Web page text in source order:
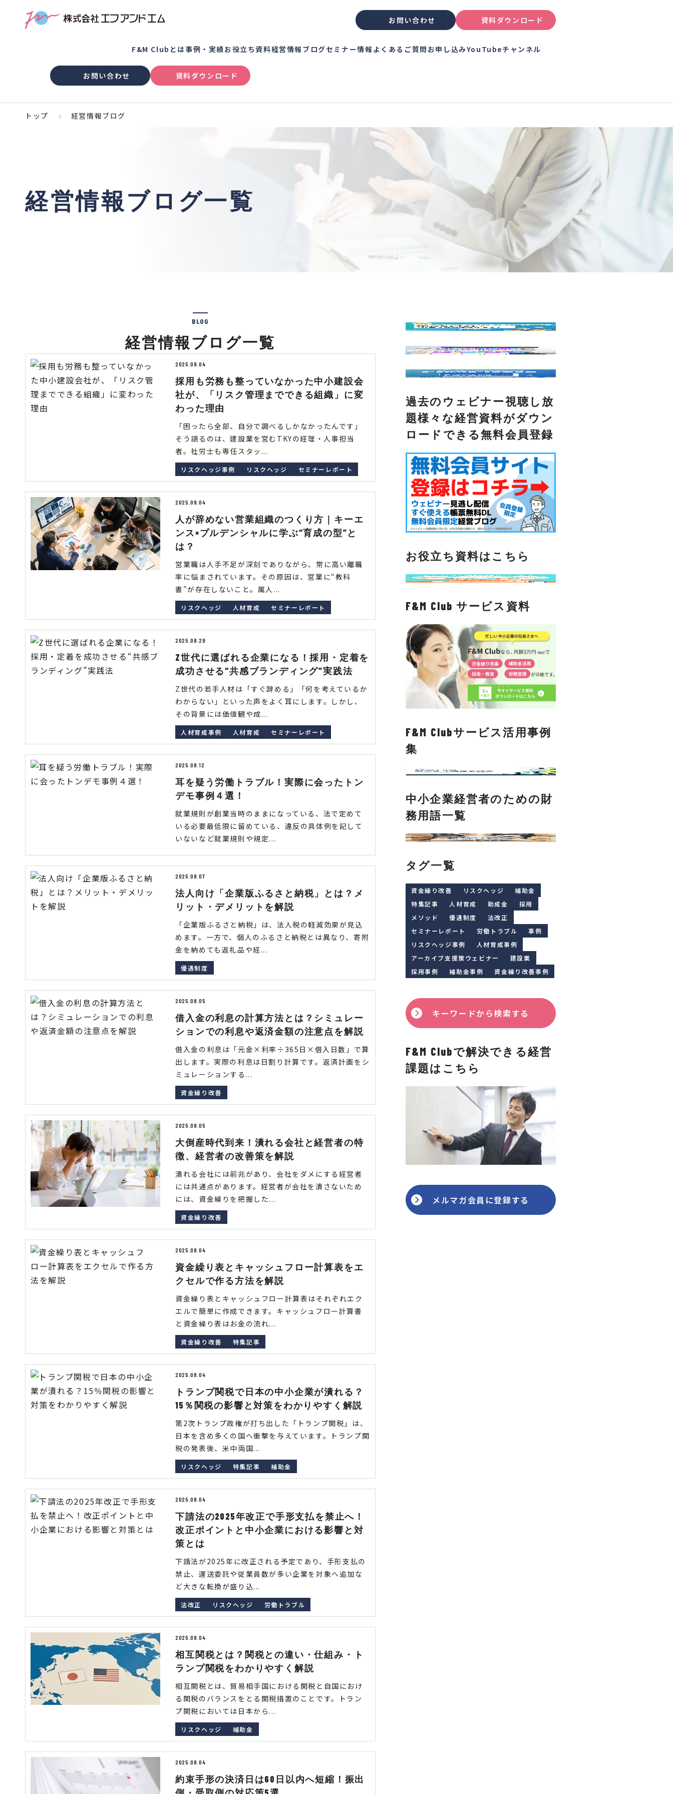
お問い合わせ 資料ダウンロード
F&M Clubとは事例・実績お役立ち資料経営情報ブログセミナー情報よくあるご質問 お申し込みYouTubeチャンネル
お問い合わせ 資料ダウンロード
トップ 経営情報ブログ
経営情報ブログ一覧
BLOG
経営情報ブログ一覧
2025.09.04
採用も労務も整っていなかった中小建設会
社が、「リスク管理までできる組織」に変
わった理由
「困ったら全部、自分で調べるしかなかったんです」
そう語るのは、建設業を営むTKYの経理・人事担当
者。社労士も専任スタッ...
リスクヘッジ事例 リスクヘッジ セミナーレポート
2025.09.04
人が辞めない営業組織のつくり方｜キーエ
ンス×プルデンシャルに学ぶ“育成の型”と
は？
営業職は人手不足が深刻でありながら、常に高い離職
率に悩まされています。その原因は、営業に“教科
書”が存在しないこと。属人...
リスクヘッジ 人材育成 セミナーレポート
2025.08.29
Z世代に選ばれる企業になる！採用・定着を
成功させる“共感ブランディング”実践法
Z世代の若手人材は「すぐ辞める」「何を考えているか
わからない」といった声をよく耳にします。しかし、
その背景には価値観や成...
人材育成事例 人材育成 セミナーレポート
2025.08.12
耳を疑う労働トラブル！実際に会ったトン
デモ事例４選！
就業規則が創業当時のままになっている、法で定めて
いる必要最低限に留めている、違反の具体例を記して
いないなど就業規則や規定...
2025.08.07
法人向け「企業版ふるさと納税」とは？メ
リット・デメリットを解説
「企業版ふるさと納税」は、法人税の軽減効果が見込
めます。一方で、個人のふるさと納税とは異なり、寄附
金を納めても返礼品や経...
優遇制度
2025.08.05
借入金の利息の計算方法とは？シミュレー
ションでの利息や返済金額の注意点を解説
借入金の利息は「元金×利率÷365日×借入日数」で算
出します。実際の利息は日割り計算です。返済計画をシ
ミュレーションする...
資金繰り改善
2025.08.05
大倒産時代到来！潰れる会社と経営者の特
徴、経営者の改善策を解説
潰れる会社には前兆があり、会社をダメにする経営者
には共通点があります。経営者が会社を潰さないため
には、資金繰りを把握した...
資金繰り改善
2025.08.04
資金繰り表とキャッシュフロー計算表をエ
クセルで作る方法を解説
資金繰り表とキャッシュフロー計算表はそれぞれエク
エルで簡単に作成できます。キャッシュフロー計算書
と資金繰り表はお金の流れ...
資金繰り改善 特集記事
2025.08.04
トランプ関税で日本の中小企業が潰れる？
15％関税の影響と対策をわかりやすく解説
第2次トランプ政権が打ち出した「トランプ関税」は、
日本を含め多くの国へ衝撃を与えています。トランプ関
税の発表後、米中両国...
リスクヘッジ 特集記事 補助金
2025.08.04
下請法の2025年改正で手形支払を禁止へ！
改正ポイントと中小企業における影響と対
策とは
下請法が2025年に改正される予定であり、手形支払の
禁止、運送委託や従業員数が多い企業を対象へ追加な
ど大きな転換が盛り込...
法改正 リスクヘッジ 労働トラブル
2025.08.04
相互関税とは？関税との違い・仕組み・ト
ランプ関税をわかりやすく解説
相互関税とは、貿易相手国における関税と自国におけ
る関税のバランスをとる関税措置のことです。トラン
プ関税においては日本から...
リスクヘッジ 補助金
2025.08.04
約束手形の決済日は60日以内へ短縮！振出
過去のウェビナー視聴し放
題様々な経営資料がダウン
ロードできる無料会員登録
お役立ち資料はこちら
F&M Club サービス資料
F&M Clubサービス活用事例
集
中小企業経営者のための財
務用語一覧
タグ一覧
資金繰り改善 リスクヘッジ
補助金
特集記事
人材育成 助成金
採用
メソッド
優遇制度
法改正
セミナーレポート
労働トラブル
事例
リスクヘッジ事例
人材育成事例
アーカイブ支援策ウェビナー
建設業
採用事例
補助金事例 資金繰り改善事例
キーワードから検索する
F&M Clubで解決できる経営
課題はこちら
メルマガ会員に登録する